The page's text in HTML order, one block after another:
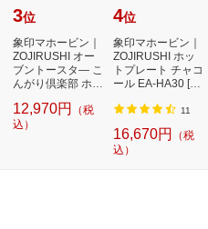
3位
象印マホービン｜
ZOJIRUSHI オー
ブントースタ— こ
んがり倶楽部 ホワ
12,970円
（税
込）
4位
象印マホービン｜
ZOJIRUSHI ホッ
トプレート チャコ
ール EA-HA30 [プ
11
16,670円
（税
込）